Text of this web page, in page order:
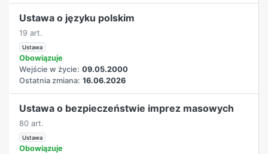
Ustawa o języku polskim
19 art.
Ustawa
Obowiązuje
Wejście w życie: 09.05.2000
Ostatnia zmiana: 16.06.2026
Ustawa o bezpieczeństwie imprez masowych
80 art.
Ustawa
Obowiązuje